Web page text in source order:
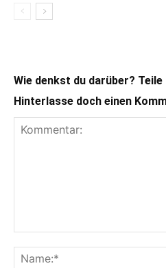
Wie denkst du darüber?
Hinterlasse doch einen